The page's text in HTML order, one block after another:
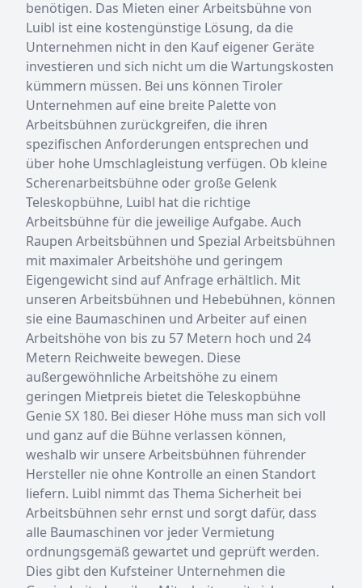
benötigen. Das Mieten einer Arbeitsbühne von
Luibl ist eine kostengünstige Lösung, da die
Unternehmen nicht in den Kauf eigener Geräte
investieren und sich nicht um die Wartungskosten
kümmern müssen. Bei uns können Tiroler
Unternehmen auf eine breite Palette von
Arbeitsbühnen zurückgreifen, die ihren
spezifischen Anforderungen entsprechen und
über hohe Umschlagleistung verfügen. Ob kleine
Scherenarbeitsbühne oder große Gelenk
Teleskopbühne, Luibl hat die richtige
Arbeitsbühne für die jeweilige Aufgabe. Auch
Raupen Arbeitsbühnen und Spezial Arbeitsbühnen
mit maximaler Arbeitshöhe und geringem
Eigengewicht sind auf Anfrage erhältlich. Mit
unseren Arbeitsbühnen und Hebebühnen, können
sie eine Baumaschinen und Arbeiter auf einen
Arbeitshöhe von bis zu 57 Metern hoch und 24
Metern Reichweite bewegen. Diese
außergewöhnliche Arbeitshöhe zu einem
geringen Mietpreis bietet die Teleskopbühne
Genie SX 180. Bei dieser Höhe muss man sich voll
und ganz auf die Bühne verlassen können,
weshalb wir unsere Arbeitsbühnen führender
Hersteller nie ohne Kontrolle an einen Standort
liefern. Luibl nimmt das Thema Sicherheit bei
Arbeitsbühnen sehr ernst und sorgt dafür, dass
alle Baumaschinen vor jeder Vermietung
ordnungsgemäß gewartet und geprüft werden.
Dies gibt den Kufsteiner Unternehmen die